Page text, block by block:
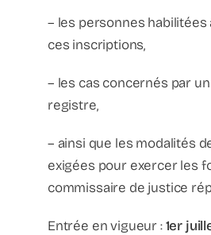
– les personnes habilitées
ces inscriptions,
– les cas concernés par
registre,
– ainsi que les modalités
exigées pour exercer les
commissaire de justice
Entrée en vigueur :1er